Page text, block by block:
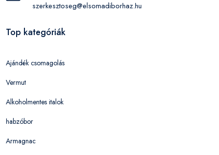
szerkesztoseg@elsomadiborhaz.hu
Top kategóriák
Ajándék csomagolás
Vermut
Alkoholmentes italok
habzóbor
Armagnac